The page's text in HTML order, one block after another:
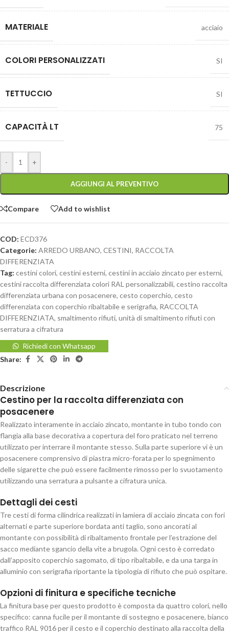
MATERIALE acciaio
COLORI PERSONALIZZATI SI
TETTUCCIO SI
CAPACITÀ LT 75
- +
AGGIUNGI AL PREVENTIVO
Compare Add to wishlist
COD: ECD376
Categorie: ARREDO URBANO, CESTINI, RACCOLTA
DIFFERENZIATA
Tag: cestini colori, cestini esterni, cestini in acciaio zincato per esterni,
cestini raccolta differenziata colori RAL personalizzabili, cestino raccolta
differenziata urbana con posacenere, cesto coperchio, cesto
differenziata con coperchio ribaltabile e serigrafia, RACCOLTA
DIFFERENZIATA, smaltimento rifiuti, unità di smaltimento rifiuti con
serratura a cifratura
Richiedi con Whatsapp
Share:
Descrizione
Cestino per la raccolta differenziata con
posacenere
Realizzato interamente in acciaio zincato, montante in tubo tondo con
flangia alla base decorativa a copertura del foro praticato nel terreno
utilizzato per interrare il montante stesso. Sulla parte superiore vi è un
posacenere comprensivo di piastra micro-forata per lo spegnimento
delle sigarette che può essere facilmente rimosso per lo svuotamento
utilizzando una serratura a pulsante a cifratura unica.
Dettagli dei cesti
Tre cesti di forma cilindrica realizzati in lamiera di acciaio zincata con fori
alternati e parte superiore bordata anti taglio, sono ancorati al
montante con possibilità di ribaltamento frontale per l’estrazione del
sacco mediante sgancio della vite a brugola. Ogni cesto è corredato
dall’apposito coperchio sagomato, di tipo ribaltabile, e da una targa in
alluminio con serigrafia riportante la tipologia di rifiuto che può ospitare.
Opzioni di finitura e specifiche tecniche
La finitura base per questo prodotto è composta da quattro colori, nello
specifico: canna fucile per il montante di sostegno e posacenere, bianco
traffico RAL 9016 per il cesto e il coperchio destinato alla raccolta della